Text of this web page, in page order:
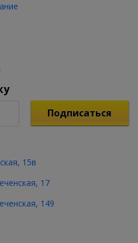
Подписаться
15в
17
149